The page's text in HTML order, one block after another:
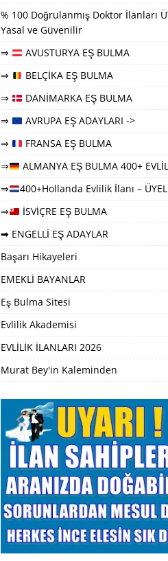
% 100 Doğrulanmış Doktor İlanları
Yasal ve Güvenilir
⇒
AVUSTURYA EŞ BULMA
⇒
BELÇİKA EŞ BULMA
⇒
DANİMARKA EŞ BULMA
⇒
AVRUPA EŞ ADAYLARI ->
⇒
FRANSA EŞ BULMA
⇒
ALMANYA EŞ BULMA 400+
⇒
400+Hollanda Evlilik İlanı –
⇒
İSVİÇRE EŞ BULMA
➡ ENGELLİ EŞ ADAYLAR
Başarı Hikayeleri
EMEKLİ BAYANLAR
Eş Bulma Sitesi
Evlilik Akademisi
EVLİLİK İLANLARI 2026
Murat Bey'in Kaleminden